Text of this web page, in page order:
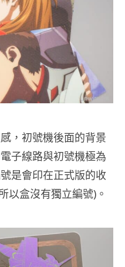
，初號機後面的背景
子線路與初號機極為
是會印在正式版的收
以盒沒有獨立編號)。